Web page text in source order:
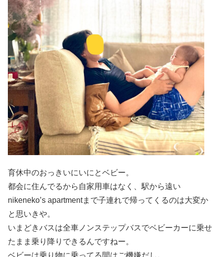
育休中のおっきいにいにとベビー。
都会に住んでるから自家用車はなく、駅から遠い
nikeneko’s apartmentまで子連れで帰ってくるのは大変か
と思いきや。
いまどきバスは全車ノンステップバスでベビーカーに乗せ
たまま乗り降りできるんですねー。